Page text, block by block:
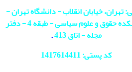
تهران، خیابان انقلاب - دانشگاه تهران -
دانشکده حقوق و علوم سیاسی - طبقه 4 - دفتر
مجله - اتاق 413
.
کد پستی: 1417614411